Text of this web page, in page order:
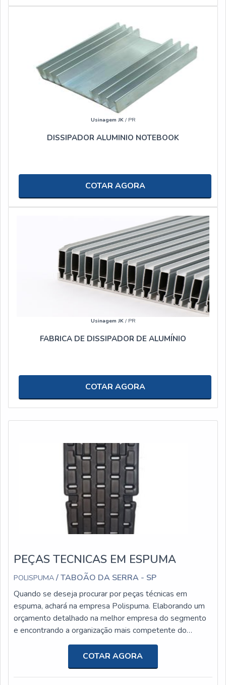
Usinagem JK/ PR
DISSIPADOR ALUMINIO NOTEBOOK
COTAR AGORA
Usinagem JK/ PR
FABRICA DE DISSIPADOR DE ALUMÍNIO
COTAR AGORA
PEÇAS TECNICAS EM ESPUMA
POLISPUMA / TABOÃO DA SERRA - SP
Quando se deseja procurar por peças técnicas em
espuma, achará na empresa Polispuma. Elaborando um
orçamento detalhado na melhor empresa do segmento
e encontrando a organização mais competente do
ramo.Quando o interesse é por peças técnicas em
espuma, com os profissionais da Polispuma o cliente
receberá ótima qualidade com melhores soluções para
peças técnicas em materiais espumados.MAIS
COTAR AGORA